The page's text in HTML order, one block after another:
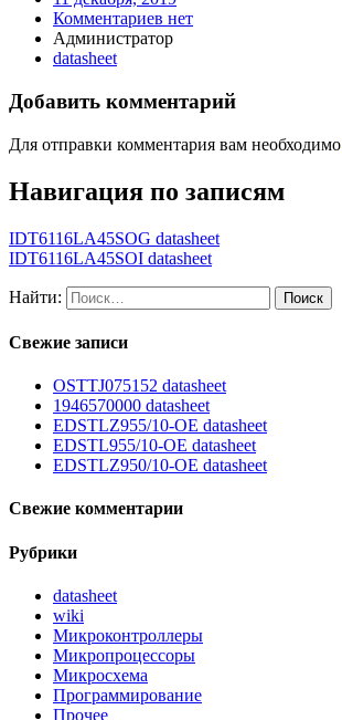
Комментариев нет
Администратор
datasheet
Добавить комментарий
Для отправки комментария вам необходимо
Навигация по записям
IDT6116LA45SOG datasheet
IDT6116LA45SOI datasheet
Найти:
Свежие записи
OSTTJ075152 datasheet
1946570000 datasheet
EDSTLZ955/10-OE datasheet
EDSTL955/10-OE datasheet
EDSTLZ950/10-OE datasheet
Свежие комментарии
Рубрики
datasheet
wiki
Микроконтроллеры
Микропроцессоры
Микросхема
Программирование
Прочее